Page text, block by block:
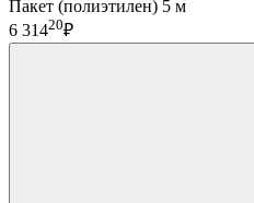
Пакет (полиэтилен) 5 м
6 31420₽